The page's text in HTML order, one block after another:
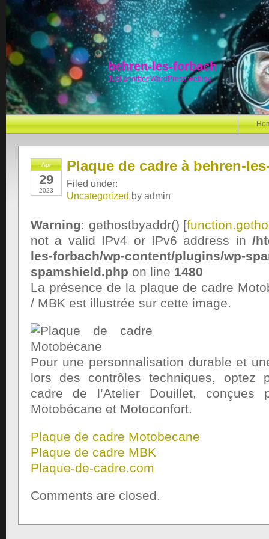
behren-les-forbach
Just another WordPress weblog
Apr
29
2023
Plaque de cadre à behren-
Filed under:
Uncategorized by admin
Warning: gethostbyaddr() [
not a valid IPv4 or IPv6 address in /
les-forbach/wp-content/plugins/wp-
spamshield.php on line 1480
La présence de la plaque de cadre
/ MBK est illustrée sur cette image.
Pour une personnalisation durable et
lors des contrôles techniques, optez
cadre de l’Atelier Douillet, conçues
Motobécane et Motoconfort.
Plaque de cadre Motobecane
Plaque de cadre MBK
Plaque-de-cadre.com
Comments are closed.